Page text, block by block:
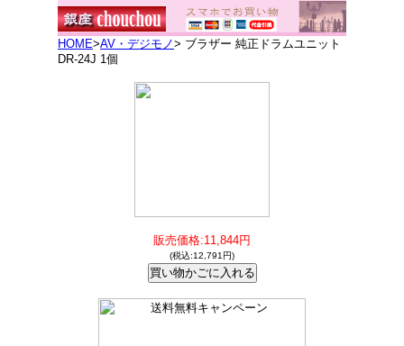
HOME>AV・デジモノ> ブラザー 純正ドラムユニット
DR-24J 1個
販売価格:11,844円
(税込:12,791円)